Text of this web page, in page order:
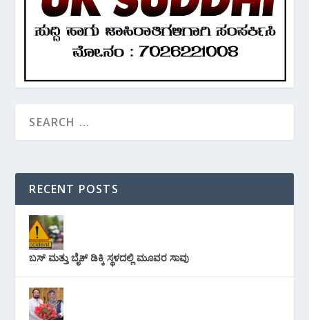
RECENT POSTS
ಬಸ್ ಮತ್ತು ಬೈಕ್ ಡಿಕ್ಕಿ ಸ್ಥಳದಲ್ಲಿ ಮೂವರ ಸಾವು